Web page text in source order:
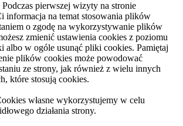
pierwszej wizyty na stronie
informacja na temat stosowania plików
o zgodę na wykorzystywanie plików
zmienić ustawienia cookies z poziomu
albo w ogóle usunąć pliki cookies. Pamiętaj
plików cookies może powodować
ze strony, jak również z wielu innych
które stosują cookies.
własne wykorzystujemy w celu
działania strony.